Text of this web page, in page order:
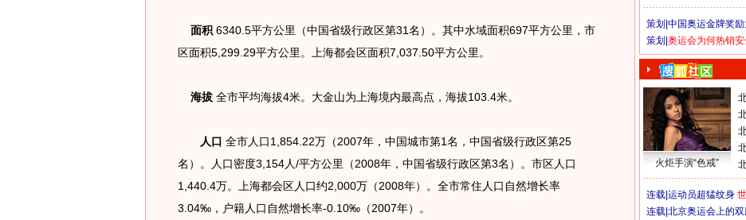
面积 6340.5平方公里（中国省级行政区第31名）。其中水域面积697平方公里，市
区面积5,299.29平方公里。上海都会区面积7,037.50平方公里。
海拔 全市平均海拔4米。大金山为上海境内最高点，海拔103.4米。
人口 全市人口1,854.22万（2007年，中国城市第1名，中国省级行政区第25
名）。人口密度3,154人/平方公里（2008年，中国省级行政区第3名）。市区人口
1,440.4万。上海都会区人口约2,000万（2008年）。全市常住人口自然增长率
3.04‰，户籍人口自然增长率-0.10‰（2007年）。
策划| 中国奥运金牌奖
策划| 奥运会为何热销安
火炬手演“色戒”
连载| 运动员超猛纹身
连载| 北京奥运会上的双